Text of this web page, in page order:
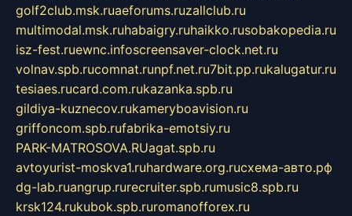
golf2club.msk.ruaeforums.ruzallclub.ru
multimodal.msk.ruhabaigry.ruhaikko.rusobakopedia.ru
isz-fest.ruewnc.infoscreensaver-clock.net.ru
volnav.spb.rucomnat.runpf.net.ru7bit.pp.rukalugatur.ru
tesiaes.rucard.com.rukazanka.spb.ru
gildiya-kuznecov.rukameryboavision.ru
griffoncom.spb.rufabrika-emotsiy.ru
PARK-MATROSOVA.RUagat.spb.ru
avtoyurist-moskva1.ruhardware.org.ruсхема-авто.рф
dg-lab.ruangrup.rurecruiter.spb.rumusic8.spb.ru
krsk124.rukubok.spb.ruromanofforex.ru